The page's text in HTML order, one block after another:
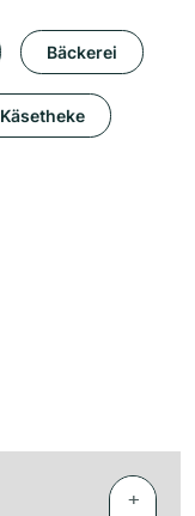
Bäckerei
Käsetheke
+